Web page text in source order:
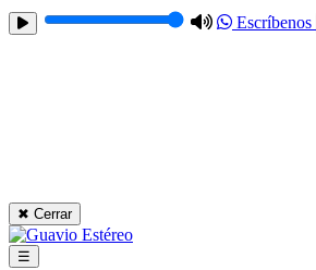
Escríbenos
✖ Cerrar
☰